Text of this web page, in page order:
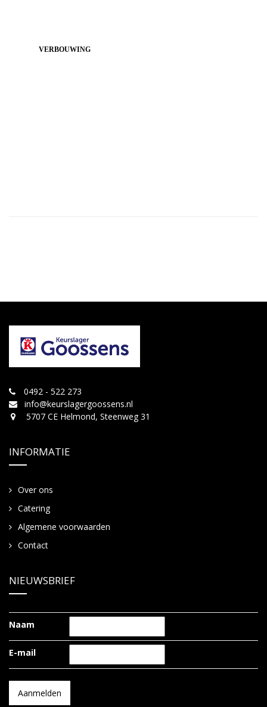
VERBOUWING
0492 - 522 273
info@keurslagergoossens.nl
5707 CE Helmond, Steenweg 31
INFORMATIE
Over ons
Catering
Algemene voorwaarden
Contact
NIEUWSBRIEF
Naam
E-mail